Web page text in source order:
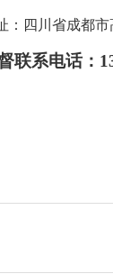
：四川省成都
联系电话：